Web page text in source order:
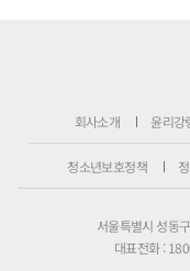
회사소개 윤리강
청소년보호정책
서울특별시 성동
대표전화 :